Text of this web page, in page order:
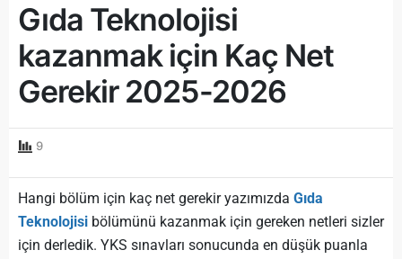
Gıda Teknolojisi
kazanmak için Kaç Net
Gerekir 2025-2026
9
Hangi bölüm için kaç net gerekir yazımızda Gıda
Teknolojisi bölümünü kazanmak için gereken netleri sizler
için derledik. YKS sınavları sonucunda en düşük puanla